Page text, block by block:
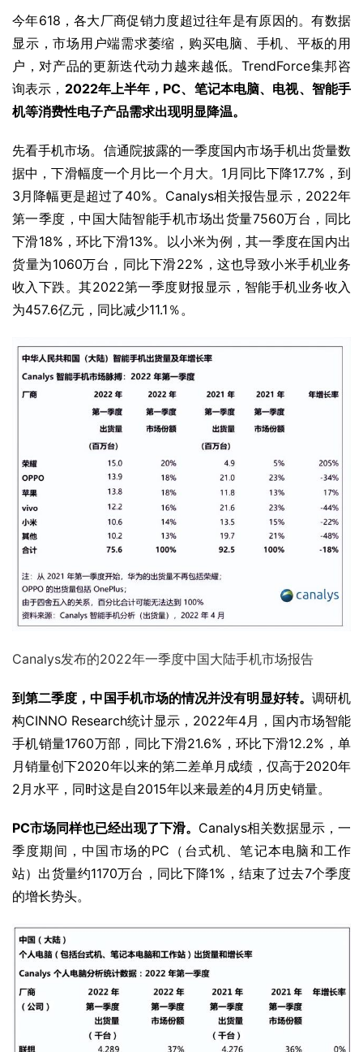
今年618，各大厂商促销力度超过往年是有原因的。有数据
显示，市场用户端需求萎缩，购买电脑、手机、平板的用
户，对产品的更新迭代动力越来越低。TrendForce集邦咨
询表示， 2022年上半年，PC、笔记本电脑、电视、智能手
机等消费性电子产品需求出现明显降温。
先看手机市场。 信通院披露的一季度国内市场手机出货量数
据中，下滑幅度一个月比一个月大。1月同比下降17.7%，到
3月降幅更是超过了40%。Canalys相关报告显示，2022年
第一季度，中国大陆智能手机市场出货量7560万台，同比
下滑18%，环比下滑13%。以小米为例，其一季度在国内出
货量为1060万台，同比下滑22%，这也导致小米手机业务
收入下跌。其2022第一季度财报显示，智能手机业务收入
为457.6亿元，同比减少11.1％。
Canalys发布的2022年一季度中国大陆手机市场报告
到第二季度，中国手机市场的情况并没有明显好转。 调研机
构CINNO Research统计显示，2022年4月，国内市场智能
手机销量1760万部，同比下滑21.6%，环比下滑12.2%，单
月销量创下2020年以来的第二差单月成绩，仅高于2020年
2月水平，同时这是自2015年以来最差的4月历史销量。
PC市场同样也已经出现了下滑。 Canalys相关数据显示，一
季度期间，中国市场的PC（台式机、笔记本电脑和工作
站）出货量约1170万台，同比下降1%，结束了过去7个季度
的增长势头。